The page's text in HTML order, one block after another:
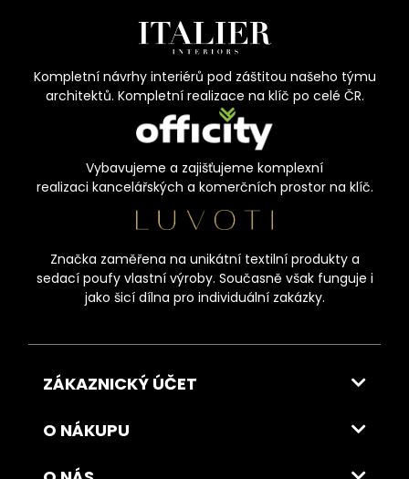
Kompletní návrhy interiérů pod záštitou našeho týmu
architektů. Kompletní realizace na klíč po celé ČR.
Vybavujeme a zajišťujeme komplexní
realizaci kancelářských a komerčních prostor na klíč.
Značka zaměřena na unikátní textilní produkty a
sedací poufy vlastní výroby. Současně však funguje i
jako šicí dílna pro individuální zakázky.
ZÁKAZNICKÝ ÚČET
O NÁKUPU